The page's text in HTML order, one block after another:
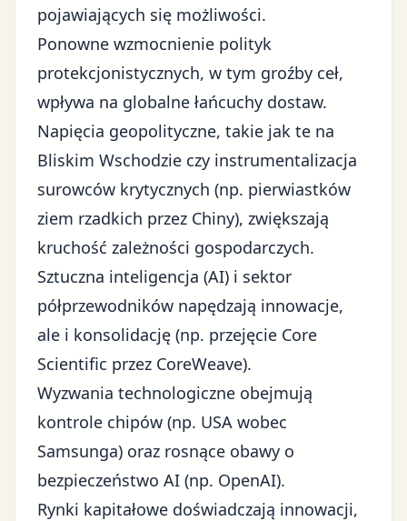
pojawiających się możliwości.
Ponowne wzmocnienie polityk
protekcjonistycznych, w tym groźby ceł,
wpływa na globalne łańcuchy dostaw.
Napięcia geopolityczne, takie jak te na
Bliskim Wschodzie czy instrumentalizacja
surowców krytycznych (np. pierwiastków
ziem rzadkich przez Chiny), zwiększają
kruchość zależności gospodarczych.
Sztuczna inteligencja (AI) i sektor
półprzewodników napędzają innowacje,
ale i konsolidację (np. przejęcie Core
Scientific przez CoreWeave).
Wyzwania technologiczne obejmują
kontrole chipów (np. USA wobec
Samsunga) oraz rosnące obawy o
bezpieczeństwo AI (np. OpenAI).
Rynki kapitałowe doświadczają innowacji,